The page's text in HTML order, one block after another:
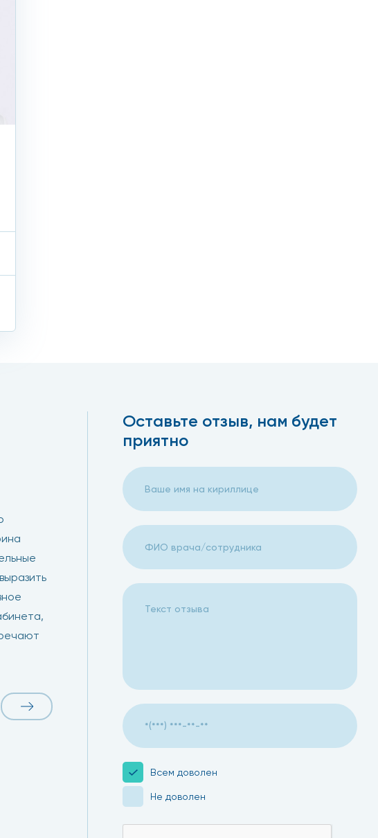
техники подбираются нашими врачами
быструю реабилитацию. Послеоперационное
клиники.
В зависимости от вида сустава и объема
метод доступен для каждого пациента. К тому же, в
значительные скидки. Артроскопия в Москве в нашей клинике
Аглая К.
Подвернула ногу и записалась на прием к
осмотрел сустав, сказал что криминального ничего
физиопроцедуры и противовоспалительные
снова смогла вернуться к своей любимой обуви на
Оставьте отзыв, нам будет
приятно
Всем доволен
Не доволен